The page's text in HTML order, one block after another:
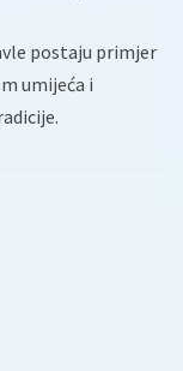
postaju primjer
umijeća i